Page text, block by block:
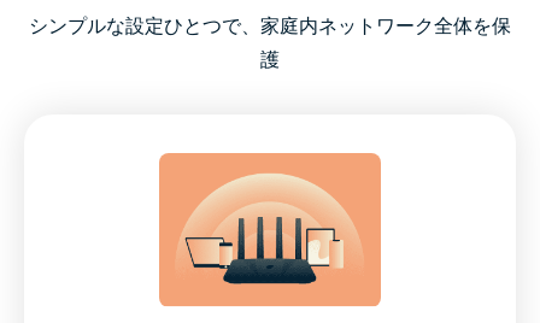
シンプルな設定ひとつで、家庭内ネットワーク全体を保
護